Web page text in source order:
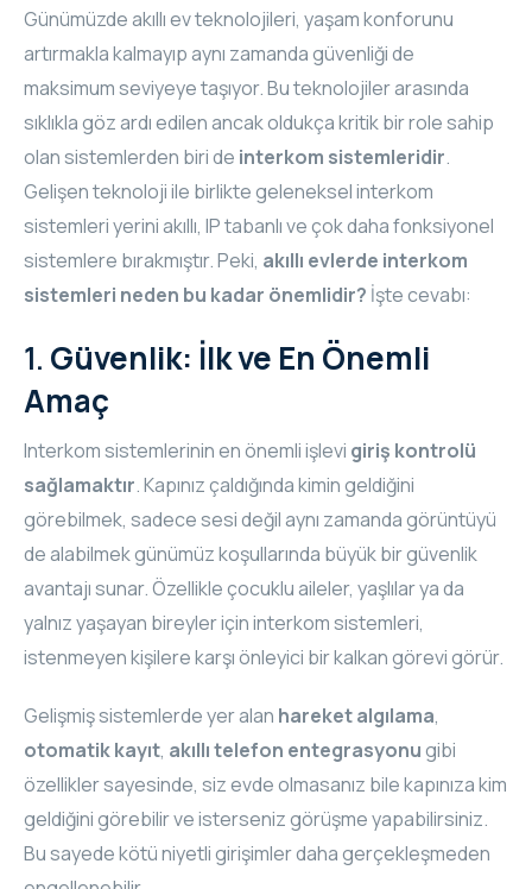
CORE
MM ELECTRO
RHOMBUS
WYRESTORM
SHELLY
EN
Günümüzde akıllı ev teknolojileri, yaşam konforunu
artırmakla kalmayıp aynı zamanda güvenliği de
maksimum seviyeye taşıyor. Bu teknolojiler arasında
sıklıkla göz ardı edilen ancak oldukça kritik bir role sahip
olan sistemlerden biri de interkom sistemleridir.
Gelişen teknoloji ile birlikte geleneksel interkom
sistemleri yerini akıllı, IP tabanlı ve çok daha fonksiyonel
sistemlere bırakmıştır. Peki, akıllı evlerde interkom
sistemleri neden bu kadar önemlidir? İşte cevabı:
1. Güvenlik: İlk ve En Önemli
Amaç
Interkom sistemlerinin en önemli işlevi giriş kontrolü
sağlamaktır. Kapınız çaldığında kimin geldiğini
görebilmek, sadece sesi değil aynı zamanda görüntüyü
de alabilmek günümüz koşullarında büyük bir güvenlik
avantajı sunar. Özellikle çocuklu aileler, yaşlılar ya da
yalnız yaşayan bireyler için interkom sistemleri,
istenmeyen kişilere karşı önleyici bir kalkan görevi görür.
Gelişmiş sistemlerde yer alan hareket algılama,
otomatik kayıt, akıllı telefon entegrasyonugibi
özellikler sayesinde, siz evde olmasanız bile kapınıza kim
geldiğini görebilir ve isterseniz görüşme yapabilirsiniz.
Bu sayede kötü niyetli girişimler daha gerçekleşmeden